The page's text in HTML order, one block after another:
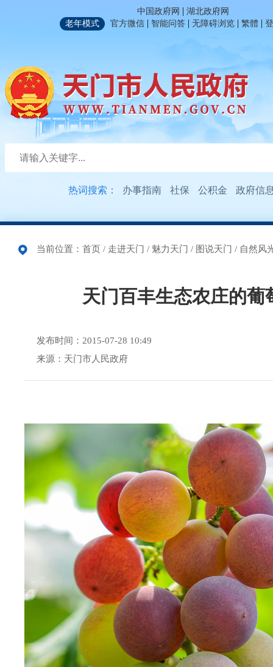
中国政府网 | 湖北政府网
老年模式
官方微信 | 智能问答 | 无障碍浏览 | 繁體 |
热词搜索： 办事指南 社保 公积金 政府信
当前位置： 首页 / 走进天门 / 魅力天门 / 图说天门 / 自然风
天门百丰生态农庄的葡
发布时间：2015-07-28 10:49
来源：天门市人民政府